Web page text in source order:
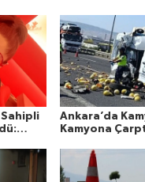
büyük önem
Sahipli
Ankara’da
Kamyona